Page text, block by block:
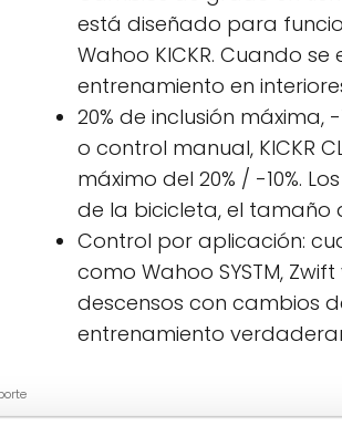
está diseñado para
Wahoo KICKR. Cuando
entrenamiento en
20% de inclusión
o control manual, KICKR
máximo del 20% / -10%.
de la bicicleta, el tamaño
Control por aplicación:
como Wahoo SYSTM,
descensos con cambios
entrenamiento